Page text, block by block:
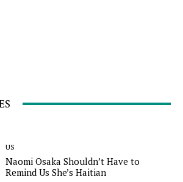
US
Naomi Osaka Shouldn’t Have to
Remind Us She’s Haitian